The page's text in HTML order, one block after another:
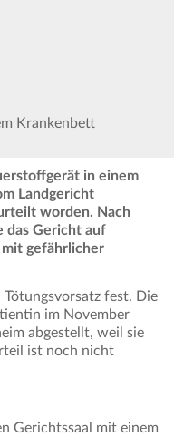
Krankenbett
in einem
Landgericht
worden. Nach
das Gericht auf
gefährlicher
fest. Die
im November
abgestellt, weil sie
ist noch nicht
Gerichtssaal mit einem